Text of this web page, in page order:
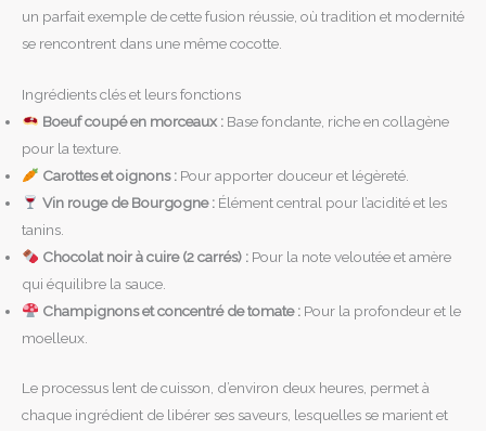
un parfait exemple de cette fusion réussie, où tradition et modernité
se rencontrent dans une même cocotte.
Ingrédients clés et leurs fonctions
Boeuf coupé en morceaux :Base fondante, riche en collagène
pour la texture.
Carottes et oignons :Pour apporter douceur et légèreté.
Vin rouge de Bourgogne :Élément central pour l’acidité et les
tanins.
Chocolat noir à cuire (2 carrés) :Pour la note veloutée et amère
qui équilibre la sauce.
Champignons et concentré de tomate :Pour la profondeur et le
moelleux.
Le processus lent de cuisson, d’environ deux heures, permet à
chaque ingrédient de libérer ses saveurs, lesquelles se marient et